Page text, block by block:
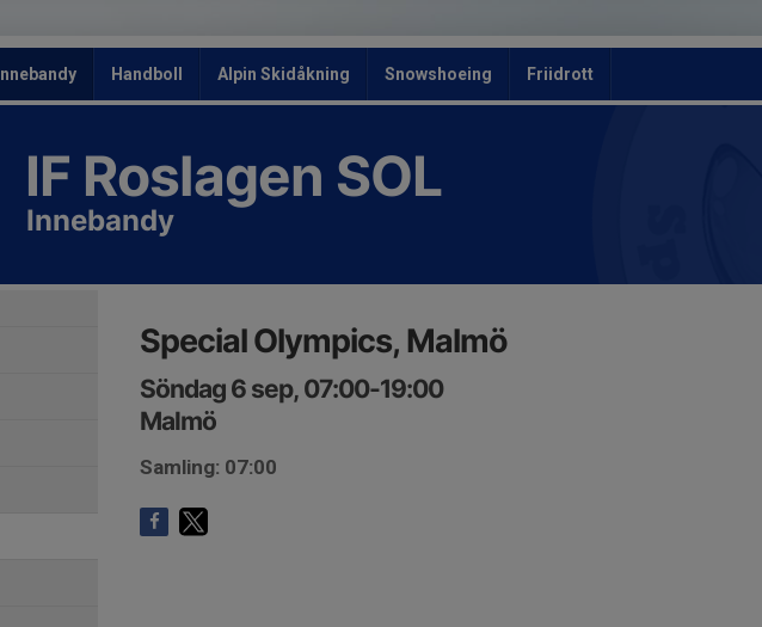
Innebandy Handboll Alpin Skidåkning Snowshoeing Friidrott
IF Roslagen SOL
Innebandy
Special Olympics, Malmö
Söndag 6 sep, 07:00-19:00
Malmö
Samling: 07:00